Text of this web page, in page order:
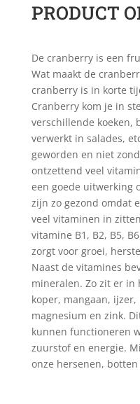
PRODUCT
De cranberry is een
Wat maakt de
cranberry is in korte
Cranberry kom je in
verschillende koeken,
verwerkt in salades,
geworden en niet
ontzettend veel
een goede uitwerking
zijn zo gezond omdat
veel vitaminen in
vitamine B1, B2, B5,
zorgt voor groei,
Naast de vitamines
mineralen. Zo zit er in
koper, mangaan,
magnesium en zink.
kunnen functioneren
zuurstof en energie.
onze hersenen,